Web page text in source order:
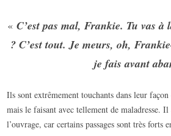
«C’est pas mal, Frankie. Tu vas
? C’est tout. Je meurs, oh,
je fais avant
Ils sont extrêmement touchants dans leur
mais le faisant avec tellement de maladresse.
l’ouvrage, car certains passages sont très